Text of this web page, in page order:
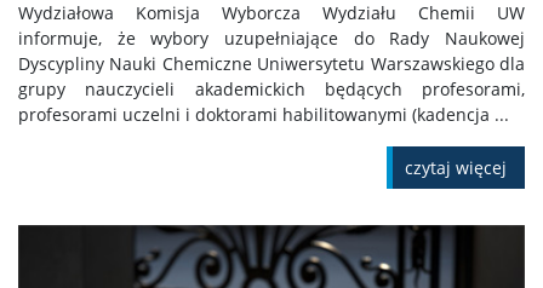
Wydziałowa Komisja Wyborcza Wydziału Chemii UW
informuje, że wybory uzupełniające do Rady Naukowej
Dyscypliny Nauki Chemiczne Uniwersytetu Warszawskiego dla
grupy nauczycieli akademickich będących profesorami,
profesorami uczelni i doktorami habilitowanymi (kadencja ...
czytaj więcej